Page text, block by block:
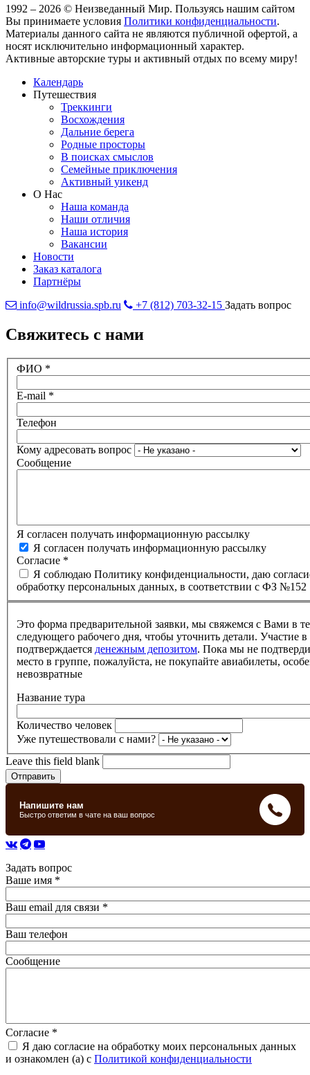
1992 – 2026 © Неизведанный Мир. Пользуясь нашим сайтом
Вы принимаете условия Политики конфиденциальности.
Материалы данного сайта не являются публичной офертой, а
носят исключительно информационный характер.
Активные авторские туры и активный отдых по всему миру!
Календарь
Путешествия
Треккинги
Восхождения
Дальние берега
Родные просторы
В поисках смыслов
Семейные приключения
Активный уикенд
О Нас
Наша команда
Наши отличия
Наша история
Вакансии
Новости
Заказ каталога
Партнёры
info@wildrussia.spb.ru
+7 (812) 703-32-15 Задать вопрос
Свяжитесь с нами
ФИО *
E-mail *
Телефон
Кому адресовать вопрос
Сообщение
Я согласен получать информационную рассылку
Я согласен получать информационную рассылку
Согласие *
Я соблюдаю Политику конфиденциальности, даю
обработку персональных данных, в соответствии с ФЗ №152
Это форма предварительной заявки, мы свяжемся с Вами в
следующего рабочего дня, чтобы уточнить детали. Участие в
подтверждается денежным депозитом. Пока мы не
место в группе, пожалуйста, не покупайте авиабилеты,
невозвратные
Название тура
Количество человек
Уже путешествовали с нами?
Leave this field blank
Задать вопрос
Ваше имя *
Ваш email для связи *
Ваш телефон
Сообщение
Согласие *
Я даю согласие на обработку моих персональных данных
и ознакомлен (а) с Политикой конфиденциальности